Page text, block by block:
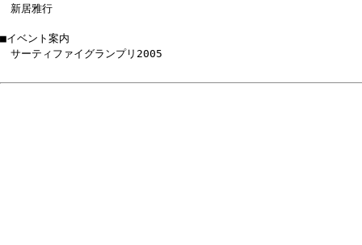
新居雅行
■イベント案内
サーティファイグランプリ2005